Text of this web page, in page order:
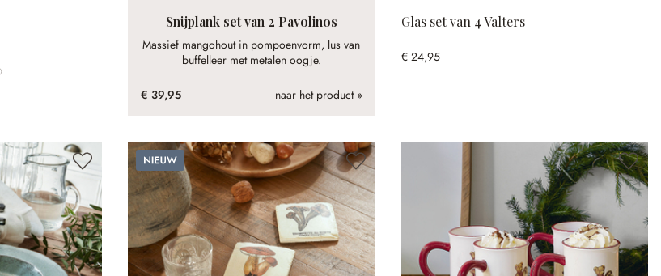
Snijplank set van 2 Pavolinos
Massief mangohout in pompoenvorm, lus van
buffelleer met metalen oogje.
€ 39,95 naar het product »
Glas set van 4 Valters
€ 24,95
Nieuw